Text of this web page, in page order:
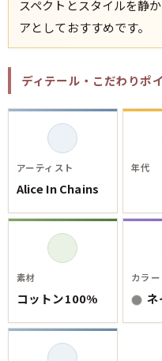
お客様の声
レビュー1万件突破
お気に入りリスト
メルマガ登録
会社概要
店舗一覧
古着卸売
お問い合わせ
スペクトとスタイルを静
アとしておすすめです。
ディテール・こだわりポ
アーティスト
Alice In Chains
年代
素材
コットン100%
カラー
ネ